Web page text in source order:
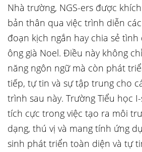
Nhà trường, NGS-ers được
bản thân qua việc trình diễn
đoạn kịch ngắn hay chia sẻ
ông già Noel. Điều này không
năng ngôn ngữ mà còn phát
tiếp, tự tin và sự tập trung cho
trình sau này. Trường Tiểu học
tích cực trong việc tạo ra môi
dạng, thú vị và mang tính ứng
sinh phát triển toàn diện và tự